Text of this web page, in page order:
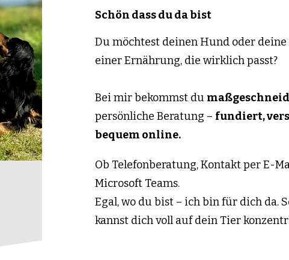
Schön dass du da bist
Du möchtest deinen Hund oder
einer Ernährung, die wirklich passt?
Bei mir bekommst du
persönliche Beratung – fundiert,
bequem online.
Ob Telefonberatung, Kontakt per E-
Microsoft Teams.
Egal, wo du bist – ich bin für dich da.
kannst dich voll auf dein Tier